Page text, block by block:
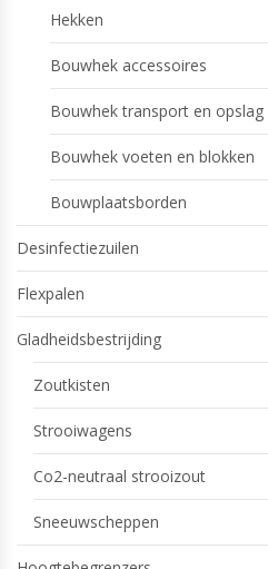
Hekken
Bouwhek accessoires
Bouwhek transport en opslag
Bouwhek voeten en blokken
Bouwplaatsborden
Desinfectiezuilen
Flexpalen
Gladheidsbestrijding
Zoutkisten
Strooiwagens
Co2-neutraal strooizout
Sneeuwscheppen